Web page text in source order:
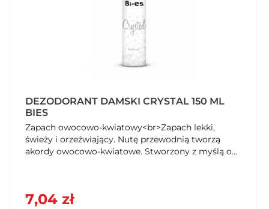
DEZODORANT DAMSKI CRYSTAL 150 ML
BIES
Zapach owocowo-kwiatowy<br>Zapach lekki,
świeży i orzeźwiający. Nutę przewodnią tworzą
akordy owocowo-kwiatowe. Stworzony z myślą o...
7,04 zł